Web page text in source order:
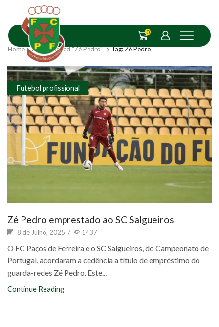
0
Home Posts Tagged "Zé Pedro" Tag: Zé Pedro
Futebol profissional
Zé Pedro emprestado ao SC Salgueiros
8 de Julho, 2025 / 1437
O FC Paços de Ferreira e o SC Salgueiros, do Campeonato de
Portugal, acordaram a cedência a título de empréstimo do
guarda-redes Zé Pedro. Este...
Continue Reading